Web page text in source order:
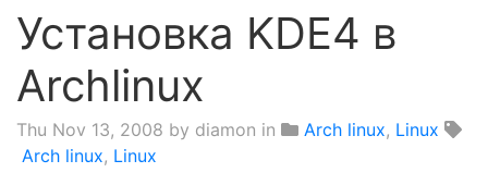
Установка KDE4 в
Archlinux
Thu Nov 13, 2008 by diamon in Arch linux, Linux
Arch linux, Linux